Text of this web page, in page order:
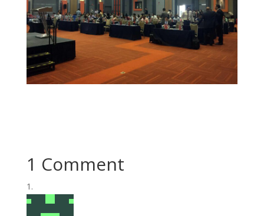
1 Comment